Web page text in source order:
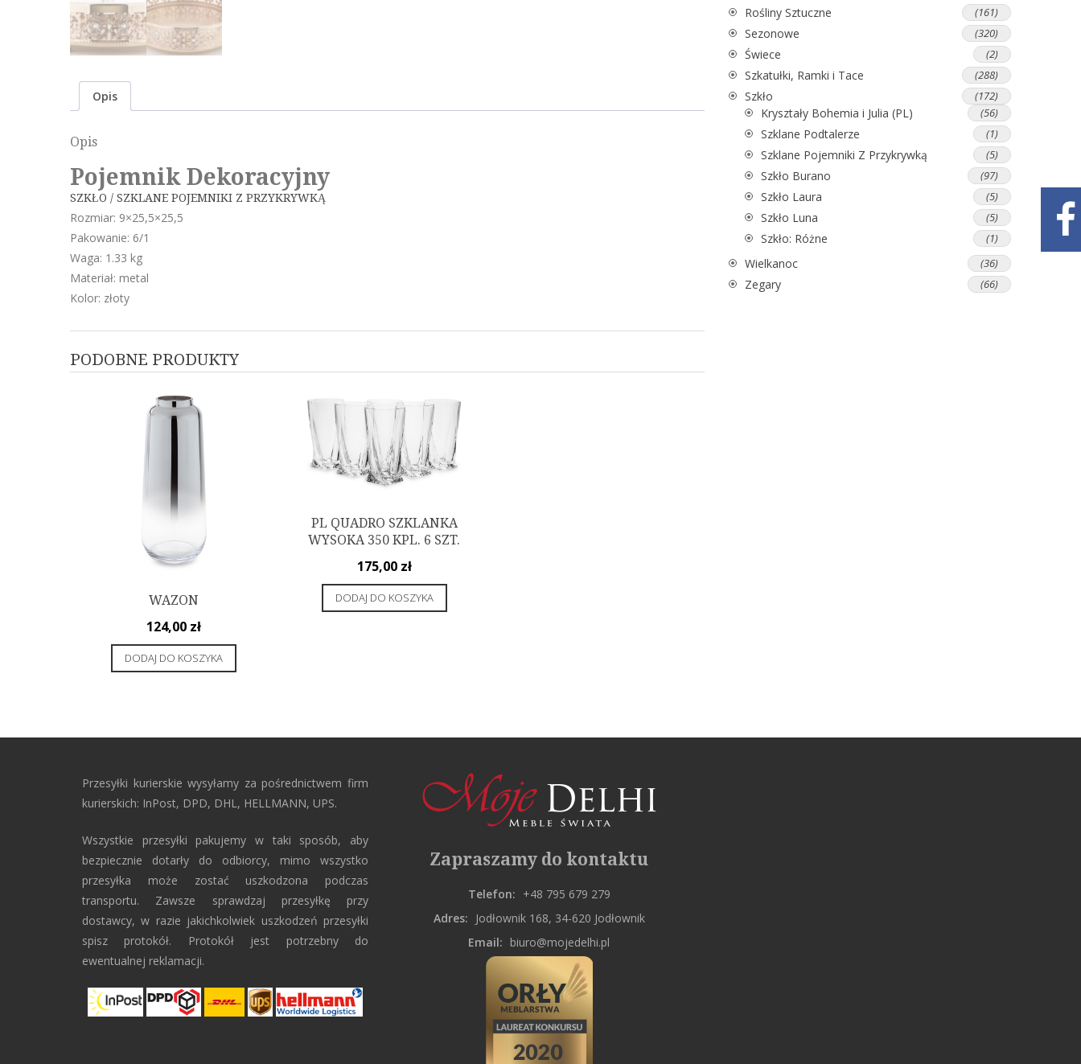
Opis
Opis
Pojemnik Dekoracyjny
SZKŁO / SZKLANE POJEMNIKI Z PRZYKRYWKĄ
Rozmiar: 9×25,5×25,5
Pakowanie: 6/1
Waga: 1.33 kg
Materiał: metal
Kolor: złoty
PODOBNE PRODUKTY
WAZON
124,00 zł
DODAJ DO KOSZYKA
PL QUADRO SZKLANKA
WYSOKA 350 KPL. 6 SZT.
175,00 zł
DODAJ DO KOSZYKA
Rośliny Sztuczne (161)
Sezonowe (320)
Świece (2)
Szkatułki, Ramki i Tace (288)
Szkło (172)
Kryształy Bohemia i Julia (PL) (56)
Szklane Podtalerze (1)
Szklane Pojemniki Z Przykrywką (5)
Szkło Burano (97)
Szkło Laura (5)
Szkło Luna (5)
Szkło: Różne (1)
Wielkanoc (36)
Zegary (66)
Przesyłki kurierskie wysyłamy za pośrednictwem firm
kurierskich: InPost, DPD, DHL, HELLMANN, UPS.
Wszystkie przesyłki pakujemy w taki sposób, aby
bezpiecznie dotarły do odbiorcy, mimo wszystko
przesyłka może zostać uszkodzona podczas
transportu. Zawsze sprawdzaj przesyłkę przy
dostawcy, w razie jakichkolwiek uszkodzeń przesyłki
spisz protokół. Protokół jest potrzebny do
ewentualnej reklamacji.
Zapraszamy do kontaktu
Telefon: +48 795 679 279
Adres:
Jodłownik 168, 34-620 Jodłownik
Email: biuro@mojedelhi.pl